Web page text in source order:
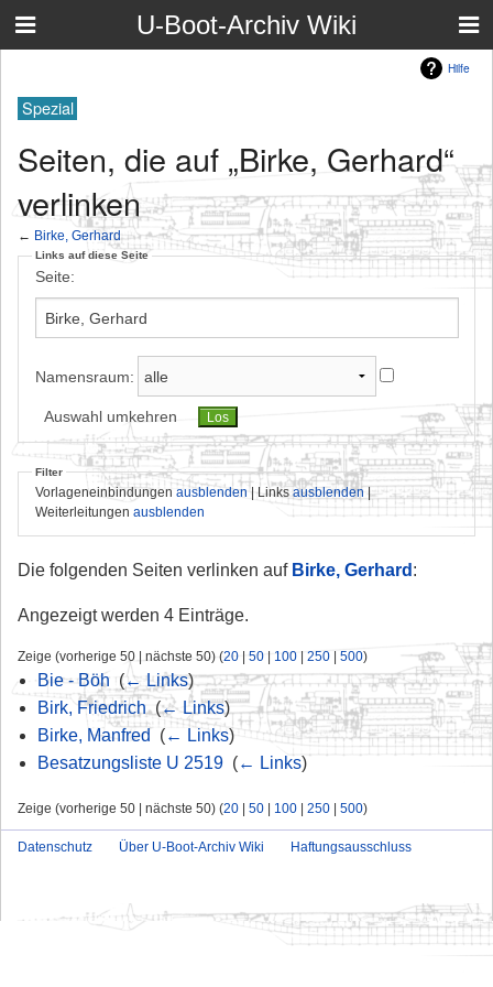
U-Boot-Archiv Wiki
Hilfe
Spezial
Seiten, die auf „Birke, Gerhard“
verlinken
← Birke, Gerhard
Links auf diese Seite
Seite:
Namensraum:
Auswahl umkehren
Filter
Vorlageneinbindungen ausblenden| Linksausblenden|
Weiterleitungen ausblenden
Die folgenden Seiten verlinken auf Birke, Gerhard :
Angezeigt werden 4 Einträge.
Zeige (vorherige 50 | nächste 50) (20 | 50 | 100 | 250 | 500)
Bie - Böh ‎(← Links)
Birk, Friedrich‎ (← Links)
Birke, Manfred
(← Links)
Besatzungsliste U 2519‎ (← Links)
Zeige (vorherige 50 | nächste 50) (20 | 50 | 100 | 250 | 500)
Datenschutz Über U-Boot-Archiv Wiki Haftungsausschluss